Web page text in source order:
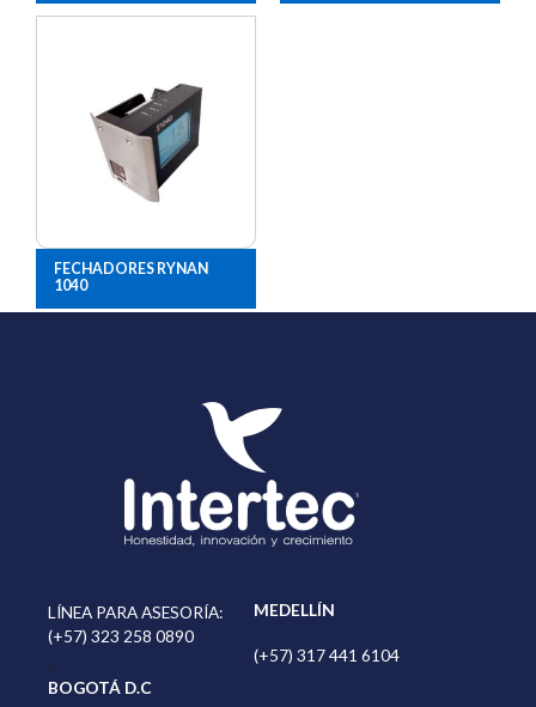
FECHADORES RYNAN
1040
LÍNEA PARA ASESORÍA:
(+57) 323 258 0890
>
BOGOTÁ D.C
MEDELLÍN
(+57) 317 441 6104